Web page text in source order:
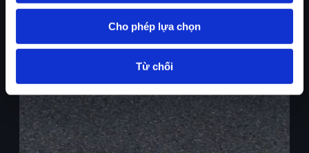
Cho phép lựa chọn
Từ chối